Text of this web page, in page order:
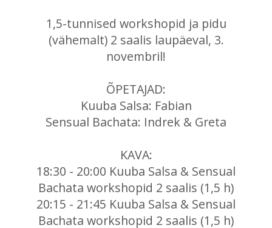
1,5-tunnised workshopid ja pidu
(vähemalt) 2 saalis laupäeval, 3.
novembril!
ÕPETAJAD:
Kuuba Salsa: Fabian
Sensual Bachata: Indrek & Greta
KAVA:
18:30 - 20:00 Kuuba Salsa & Sensual
Bachata workshopid 2 saalis (1,5 h)
20:15 - 21:45 Kuuba Salsa & Sensual
Bachata workshopid 2 saalis (1,5 h)